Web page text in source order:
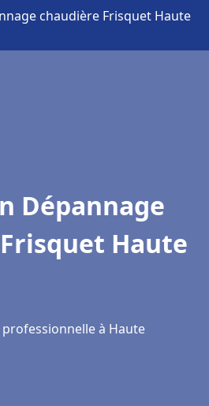
chaudière Frisquet Haute
Dépannage
Haute
à Haute